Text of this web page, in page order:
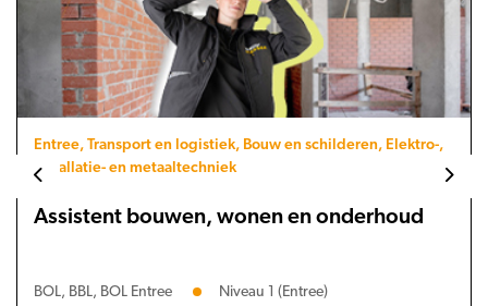
Entree, Transport en logistiek, Bouw en schilderen, Elektro-,
installatie- en metaaltechniek
Assistent bouwen, wonen en onderhoud
BOL, BBL, BOL Entree Niveau 1 (Entree)